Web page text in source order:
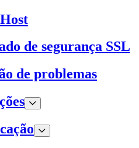
de segurança SSL
de problemas